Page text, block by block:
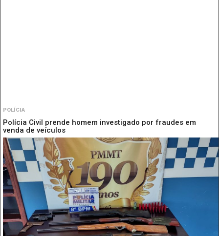
POLÍCIA
Polícia Civil prende homem investigado por fraudes em
venda de veículos